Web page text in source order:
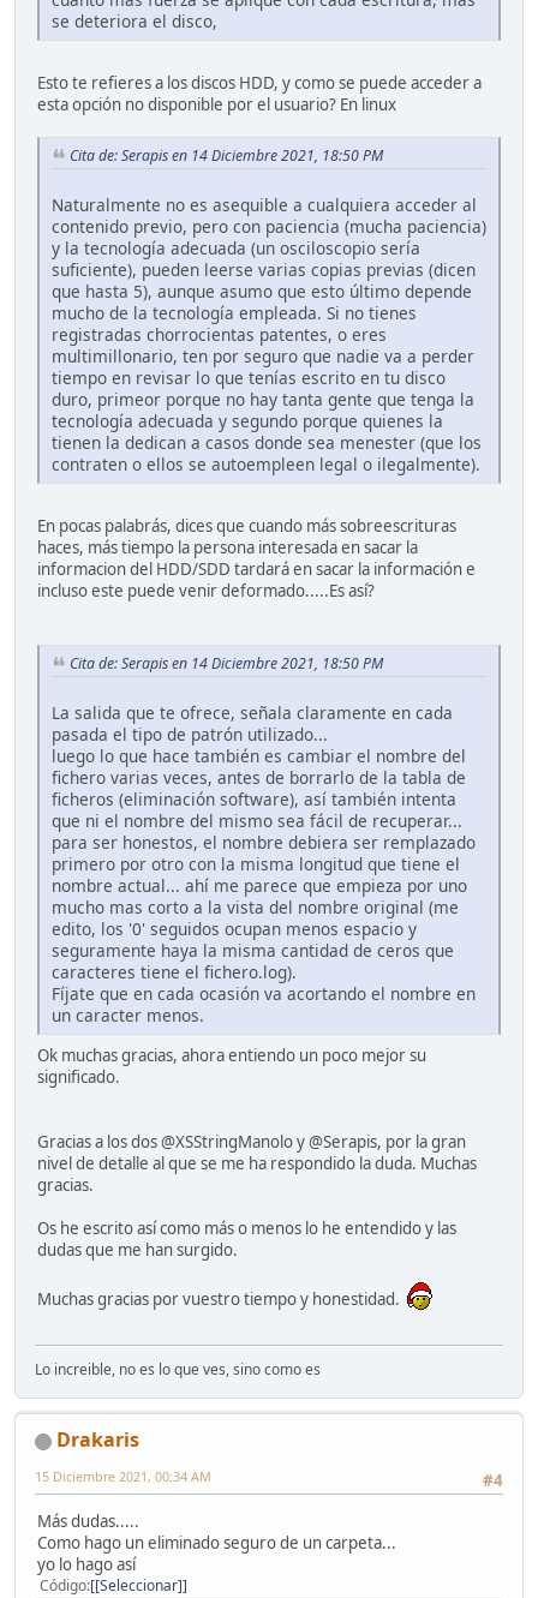
se deteriora el disco,
Esto te refieres a los discos HDD, y como se puede acceder a
esta opción no disponible por el usuario? En linux
Cita de: Serapis en 14 Diciembre 2021, 18:50 PM
Naturalmente no es asequible a cualquiera acceder al
contenido previo, pero con paciencia (mucha paciencia)
y la tecnología adecuada (un osciloscopio sería
suficiente), pueden leerse varias copias previas (dicen
que hasta 5), aunque asumo que esto último depende
mucho de la tecnología empleada. Si no tienes
registradas chorrocientas patentes, o eres
multimillonario, ten por seguro que nadie va a perder
tiempo en revisar lo que tenías escrito en tu disco
duro, primeor porque no hay tanta gente que tenga la
tecnología adecuada y segundo porque quienes la
tienen la dedican a casos donde sea menester (que los
contraten o ellos se autoempleen legal o ilegalmente).
En pocas palabrás, dices que cuando más sobreescrituras
haces, más tiempo la persona interesada en sacar la
informacion del HDD/SDD tardará en sacar la información e
incluso este puede venir deformado.....Es así?
Cita de: Serapis en 14 Diciembre 2021, 18:50 PM
La salida que te ofrece, señala claramente en cada
pasada el tipo de patrón utilizado...
luego lo que hace también es cambiar el nombre del
fichero varias veces, antes de borrarlo de la tabla de
ficheros (eliminación software), así también intenta
que ni el nombre del mismo sea fácil de recuperar...
para ser honestos, el nombre debiera ser remplazado
primero por otro con la misma longitud que tiene el
nombre actual... ahí me parece que empieza por uno
mucho mas corto a la vista del nombre original (me
edito, los '0' seguidos ocupan menos espacio y
seguramente haya la misma cantidad de ceros que
caracteres tiene el fichero.log).
Fíjate que en cada ocasión va acortando el nombre en
un caracter menos.
Ok muchas gracias, ahora entiendo un poco mejor su
significado.
Gracias a los dos @XSStringManolo y @Serapis, por la gran
nivel de detalle al que se me ha respondido la duda. Muchas
gracias.
Os he escrito así como más o menos lo he entendido y las
dudas que me han surgido.
Muchas gracias por vuestro tiempo y honestidad.
Lo increible, no es lo que ves, sino como es
Drakaris
#4
15 Diciembre 2021, 00:34 AM
Más dudas.....
Como hago un eliminado seguro de un carpeta...
yo lo hago así
Código [Seleccionar]